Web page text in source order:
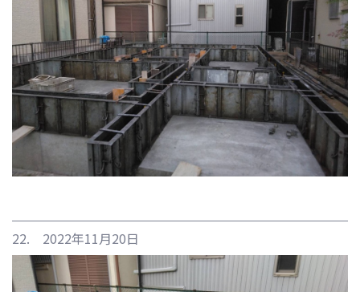
22. 2022年11月20日